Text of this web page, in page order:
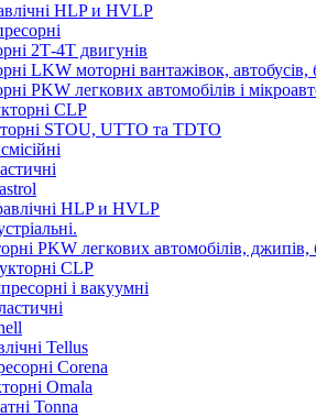
HLP и HVLP
2Т-4Т двигунів
LKW моторні вантажівок, автобусів,
PKW легкових автомобілів і
CLP
STOU, UTTO та TDTO
HLP и HVLP
PKW легкових автомобілів, джипів,
CLP
і вакуумні
Tellus
Corena
Omala
Tonna